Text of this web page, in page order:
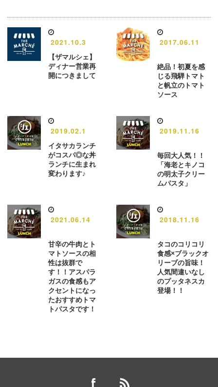
2021.10.3
【ザマルシェ】
ディナー営業再
開につきまして
2017.06.11
絶品！初夏を感
じる飛騨トマト
と帆立のトマト
ソース
2019.02.1
イタサカランチ
がコスパ◎な丼
ランチに生まれ
変わります♪
2019.11.16
毎回大人気！！
「海老とキノコ
の明太子クリー
ムパスタ」
2021.06.14
甘辛の牛肉とト
マトソースの相
性は抜群で
す！！アスパラ
ガスの食感もア
クセントになっ
たおすすめトマ
トパスタです！
2018.11.16
タコのコリコリ
食感×ブラックオ
リーブの旨味！
人気間違いなし
のプッタネスカ
登場！！